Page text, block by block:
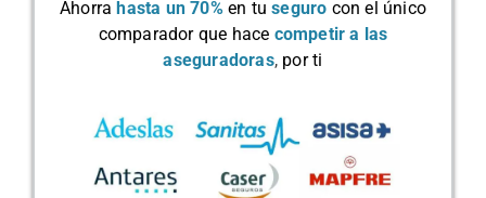
Ahorra hasta un 70% en tuseguro con el único
comparador que hace competir a las
aseguradoras, por ti